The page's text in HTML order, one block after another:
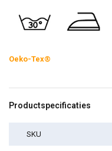
Oeko-Tex®
Productspecificaties
SKU